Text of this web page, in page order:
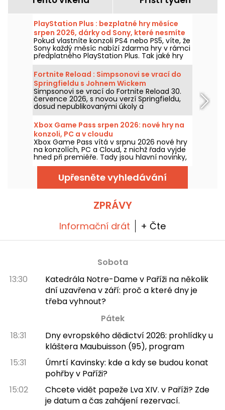
PlayStation Plus : bezplatné hry měsíce
srpen 2026, dárky od Sony, které nesmíte
propásnout
Pokud vlastníte konzoli PS4 nebo PS5, víte, že
Sony každý měsíc nabízí zdarma hry v rámci
předplatného PlayStation Plus. Tak jaké hry
jsou zdarma v srpnu 2026? Pojďte objevit
výběr pro tento měsíc.
Fortnite Reload : Simpsonovi se vrací do
Springfieldu s Johnem Wickem
Simpsonovi se vrací do Fortnite Reload 30.
července 2026, s novou verzí Springfieldu,
dosud nepublikovanými úkoly a
crossoverem s Johnem Wickem. Aktualizace
přinese několik ikonických míst, speciální
vzhled pro slavného zabijáka a nové herní
prvky.
Xbox Game Pass srpen 2026: nové hry na
konzoli, PC a v cloudu
Xbox Game Pass vítá v srpnu 2026 nové hry
na konzolích, PC a Cloud, z nichž řada vyjde
hned při premiéře. Tady jsou hlavní novinky,
které Microsoft oznámil pro předplatitele
Upřesněte vyhledávání
ZPRÁVY
Informační drát + Čte
Sobota
13:30
Katedrála Notre-Dame v Paříži na několik
dní uzavřena v září: proč a které dny je
třeba vyhnout?
Pátek
18:31
Dny evropského dědictví 2026: prohlídky u
kláštera Maubuisson (95), program
15:31
Úmrtí Kavinsky: kde a kdy se budou konat
pohřby v Paříži?
15:02
Chcete vidět papeže Lva XIV. v Paříži? Zde
je datum a čas zahájení rezervací.